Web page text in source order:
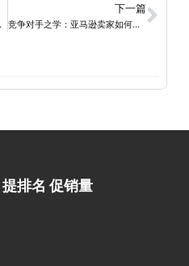
售优化！
下一篇
竞争对手之学：亚马逊卖家如何借鉴提升销量
排名 促销量​